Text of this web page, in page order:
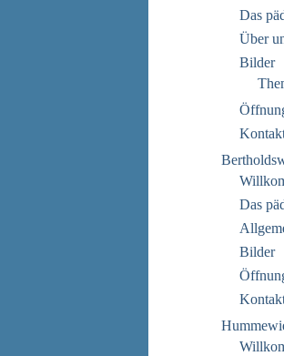
Das
Über
Bilder
Das
Bilder